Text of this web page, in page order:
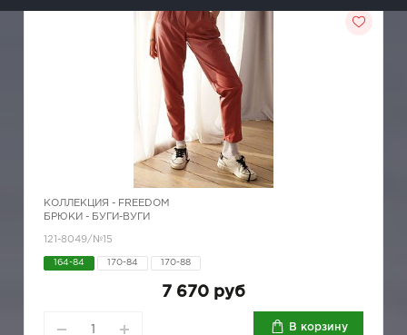
КОЛЛЕКЦИЯ - FREEDOM
БРЮКИ - БУГИ-ВУГИ
121-8049/№15
164-84 170-84 170-88
7 670 руб
В корзину